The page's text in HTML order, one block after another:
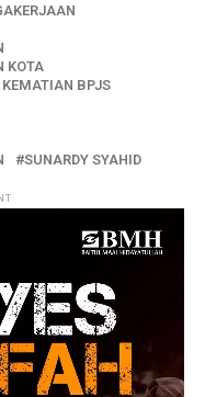
KOTA
BPJS
SUNARDY SYAHID